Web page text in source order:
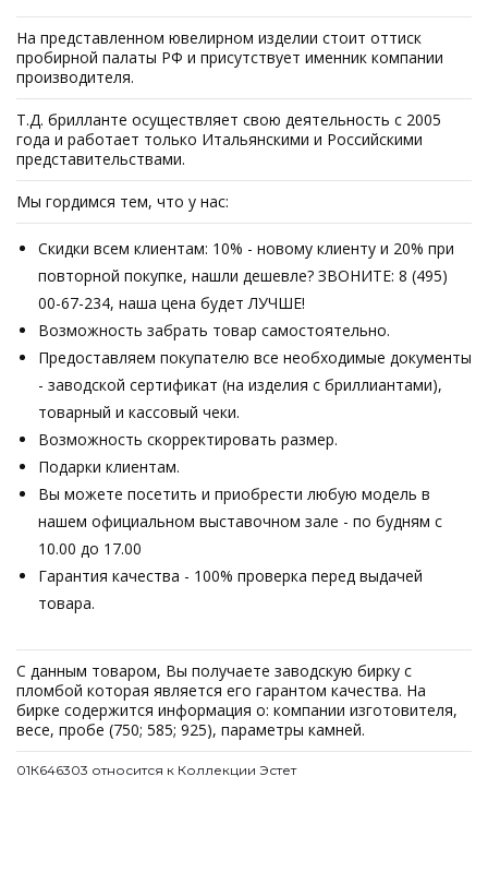
На представленном ювелирном изделии стоит оттиск
пробирной палаты РФ и присутствует именник компании
производителя.
Т.Д. брилланте осуществляет свою деятельность с 2005
года и работает только Итальянскими и Российскими
представительствами.
Мы гордимся тем, что у нас:
Скидки всем клиентам: 10% - новому клиенту и 20% при
повторной покупке, нашли дешевле? ЗВОНИТЕ: 8 (495)
00-67-234, наша цена будет ЛУЧШЕ!
Возможность забрать товар самостоятельно.
Предоставляем покупателю все необходимые документы
- заводской сертификат (на изделия с бриллиантами),
товарный и кассовый чеки.
Возможность скорректировать размер.
Подарки клиентам.
Вы можете посетить и приобрести любую модель в
нашем официальном выставочном зале - по будням с
10.00 до 17.00
Гарантия качества - 100% проверка перед выдачей
товара.
С данным товаром, Вы получаете заводскую бирку с
пломбой которая является его гарантом качества. На
бирке содержится информация о: компании изготовителя,
весе, пробе (750; 585; 925), параметры камней.
01К646303 относится к Коллекции Эстет